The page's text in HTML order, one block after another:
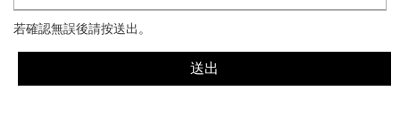
若確認無誤後請按送出。
送出